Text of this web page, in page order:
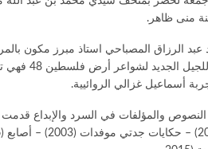
منى ظاهر.
عبد الرزاق المصباحي استاذ مبرز مكون
الأمسية
أسماعيل غزالي الروائيية.